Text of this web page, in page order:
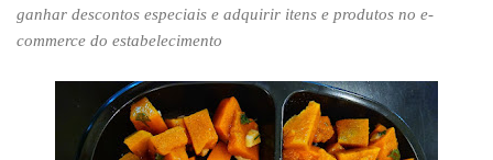
ganhar descontos especiais e adquirir itens e produtos no e-
commerce do estabelecimento